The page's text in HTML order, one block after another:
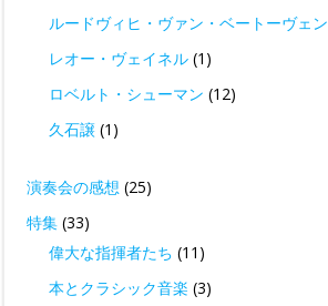
ルードヴィヒ・ヴァン・ベートーヴェン
レオー・ヴェイネル (1)
ロベルト・シューマン (12)
久石譲 (1)
演奏会の感想 (25)
特集 (33)
偉大な指揮者たち (11)
本とクラシック音楽 (3)